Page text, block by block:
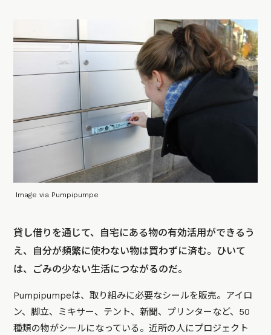
Image via Pumpipumpe
貸し借りを通じて、自宅にある物の有効活用ができるう
え、自分が頻繁に使わない物は買わずに済む。ひいて
は、ごみの少ない生活につながるのだ。
Pumpipumpeは、取り組みに必要なシールを販売。アイロ
ン、脚立、ミキサー、テント、新聞、プリンターなど、50
種類の物がシールになっている。近所の人にプロジェクト